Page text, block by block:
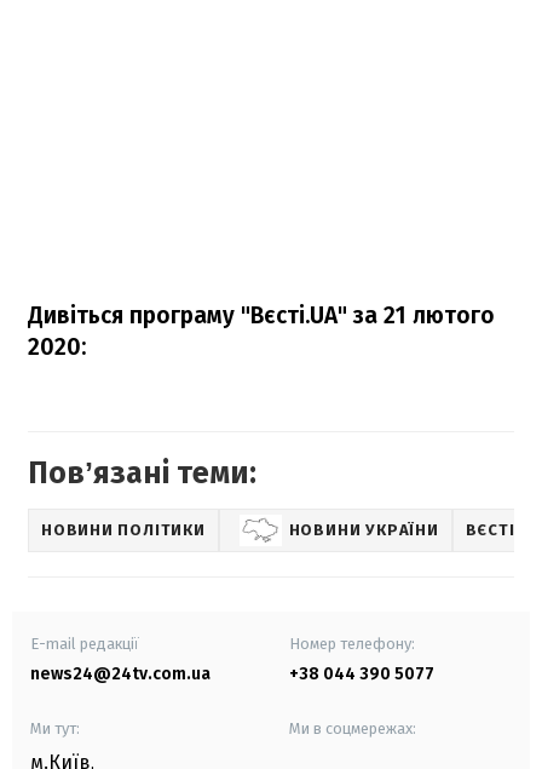
Дивіться програму "Вєсті.UA" за 21 лютого
2020:
Повʼязані теми:
НОВИНИ ПОЛІТИКИ НОВИНИ УКРАЇНИ ВЄСТІ.UA
E-mail редакції
news24@24tv.com.ua
Номер телефону:
+38 044 390 5077
Ми тут:
м.Київ,
Ми в соцмережах: